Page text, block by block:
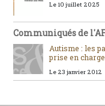
Le 10 juillet 2025
Communiqués de
Autisme : les
prise en
Le 23 janvier 2012